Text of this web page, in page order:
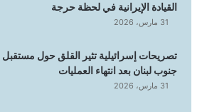
القيادة الإيرانية في لحظة حرجة
31 مارس، 2026
تصريحات إسرائيلية تثير القلق حول مستقبل
جنوب لبنان بعد انتهاء العمليات
31 مارس، 2026